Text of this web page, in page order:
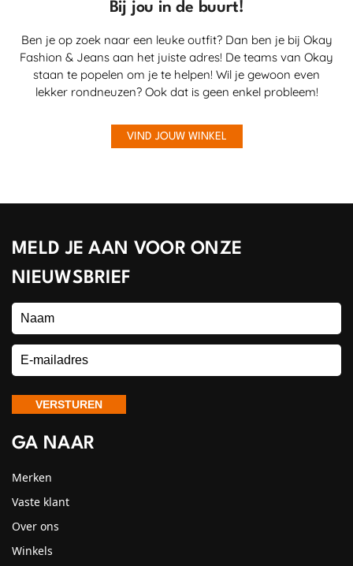
Bij jou in de buurt!
Ben je op zoek naar een leuke outfit? Dan ben je bij Okay
Fashion & Jeans aan het juiste adres! De teams van Okay
staan te popelen om je te helpen! Wil je gewoon even
lekker rondneuzen? Ook dat is geen enkel probleem!
VIND JOUW WINKEL
MELD JE AAN VOOR ONZE
NIEUWSBRIEF
GA NAAR
Merken
Vaste klant
Over ons
Winkels